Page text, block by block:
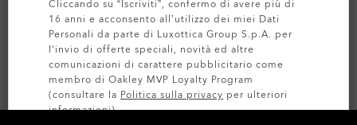
Cliccando su “Iscriviti”, confermo di avere più di
16 anni e acconsento all’utilizzo dei miei Dati
Personali da parte di Luxottica Group S.p.A. per
l'invio di offerte speciali, novità ed altre
comunicazioni di carattere pubblicitario come
membro di Oakley MVP Loyalty Program
(consultare la Politica sulla privacy per ulteriori
informazioni).